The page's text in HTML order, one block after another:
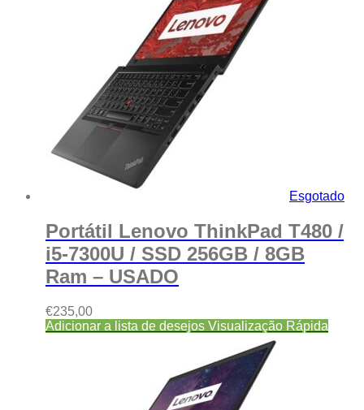
Esgotado
Portátil Lenovo ThinkPad T480 /
i5-7300U / SSD 256GB / 8GB
Ram – USADO
€235,00
Adicionar a lista de desejos Visualização Rápida